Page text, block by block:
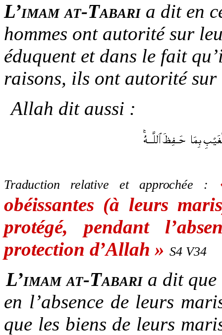
L’imam at-Tabaria dit en
hommes ont autorité sur
éduquent et dans le fait
raisons, ils ont autorité sur
Allah dit aussi :
Traduction relative et approchée :
obéissantes (à leurs
protégé, pendant
protection d’Allah » S4 V34
L’imam at-Tabaria dit que
en l’absence de leurs
que les biens de leurs